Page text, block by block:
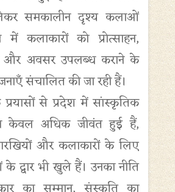
समकालीन दृश्य कलाओं
कलाकारों को प्रोत्साहन,
और अवसर उपलब्ध कराने के
संचालित की जा रही हैं।
प्रयासों से प्रदेश में सांस्कृतिक
न केवल अधिक जीवंत हुई हैं,
और कलाकारों के लिए
द्वार भी खुले हैं। उनका नीति